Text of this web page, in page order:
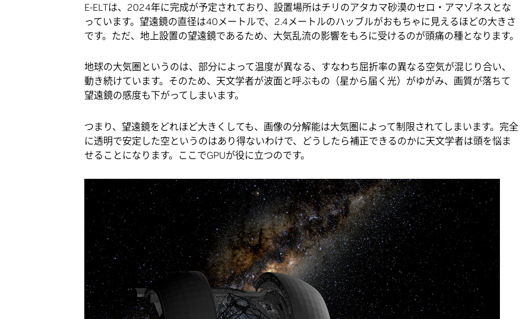
E-ELTは、2024年に完成が予定されており、設置場所はチリのアタカマ砂漠のセロ・アマゾネスとな
っています。望遠鏡の直径は40メートルで、2.4メートルのハッブルがおもちゃに見えるほどの大きさ
です。ただ、地上設置の望遠鏡であるため、大気乱流の影響をもろに受けるのが頭痛の種となります。
地球の大気圏というのは、部分によって温度が異なる、すなわち屈折率の異なる空気が混じり合い、
動き続けています。そのため、天文学者が波面と呼ぶもの（星から届く光）がゆがみ、画質が落ちて
望遠鏡の感度も下がってしまいます。
つまり、望遠鏡をどれほど大きくしても、画像の分解能は大気圏によって制限されてしまいます。完全
に透明で安定した空というのはあり得ないわけで、どうしたら補正できるのかに天文学者は頭を悩ま
せることになります。ここでGPUが役に立つのです。